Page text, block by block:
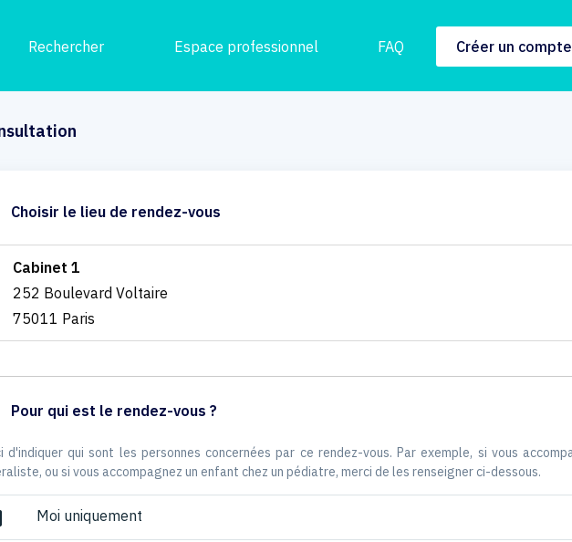
Rechercher Espace professionnel FAQ Créer un compte
Choisir le lieu de rendez-vous
Cabinet 1
252 Boulevard Voltaire
75011 Paris
Pour qui est le rendez-vous ?
d'indiquer qui sont les personnes concernées par ce rendez-vous. Par exemple, si vous
ou si vous accompagnez un enfant chez un pédiatre, merci de les renseigner ci-dessous.
Moi uniquement